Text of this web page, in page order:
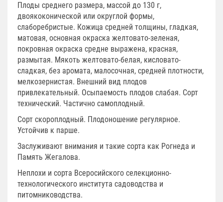
Плоды среднего размера, массой до 130 г,
двоякоконической или округлой формы,
слаборебристые. Кожица средней толщины, гладкая,
матовая, основная окраска желтовато-зеленая,
покровная окраска средне выражена, красная,
размытая. Мякоть желтовато-белая, кисловато-
сладкая, без аромата, малосочная, средней плотности,
мелкозернистая. Внешний вид плодов
привлекательный. Осыпаемость плодов слабая. Сорт
технический. Частично самоплодный.
Сорт скороплодный. Плодоношение регулярное.
Устойчив к парше.
Заслуживают внимания и такие сорта как Рогнеда и
Память Жегалова.
Неплохи и сорта Всеросийского селекционно-
технологического института садоводства и
питомниководства.